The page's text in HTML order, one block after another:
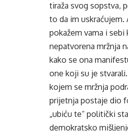
tiraža svog sopstva,
to da im uskraćujem.
pokažem vama i sebi
nepatvorena mržnja
kako se ona
one koji su je
kojem se mržnja
prijetnja postaje dio
„ubiću te“ politički
demokratsko